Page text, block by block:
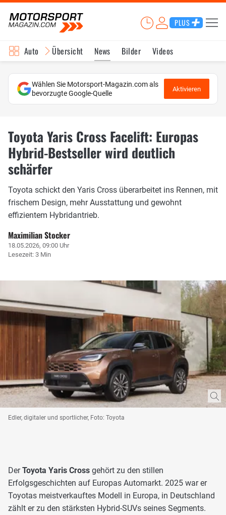
PLUS
Auto Übersicht News Bilder Videos
Wählen Sie Motorsport-Magazin.com als
bevorzugte Google-Quelle
Aktivieren
Toyota Yaris Cross Facelift: Europas
Hybrid-Bestseller wird deutlich
schärfer
Toyota schickt den Yaris Cross überarbeitet ins Rennen, mit
frischem Design, mehr Ausstattung und gewohnt
effizientem Hybridantrieb.
Maximilian Stocker
18.05.2026, 09:00 Uhr
Lesezeit: 3 Min
Edler, digitaler und sportlicher, Foto: Toyota
DerToyota Yaris Cross gehört zu den stillen
Erfolgsgeschichten auf Europas Automarkt. 2025 war er
Toyotas meistverkauftes Modell in Europa, in Deutschland
zählt er zu den stärksten Hybrid-SUVs seines Segments.